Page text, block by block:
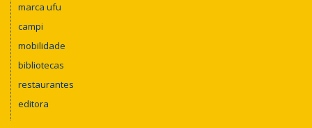
marca ufu
campi
mobilidade
bibliotecas
restaurantes
editora